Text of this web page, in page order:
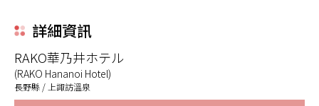
詳細資訊
RAKO華乃井ホテル
(RAKO Hananoi Hotel)
長野縣 / 上諏訪溫泉